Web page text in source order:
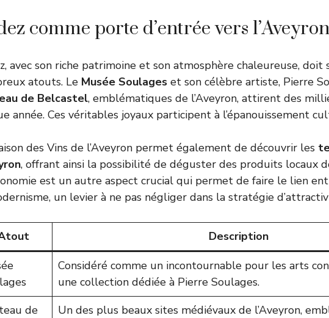
comme porte d’entrée vers l’Aveyron
avec son riche patrimoine et son atmosphère chaleureuse, doit
atouts. Le Musée Soulages et son célèbre artiste, Pierre
de Belcastel, emblématiques de l’Aveyron, attirent des
année. Ces véritables joyaux participent à l’épanouissement
des Vins de l’Aveyron permet également de découvrir les
, offrant ainsi la possibilité de déguster des produits locaux
est un autre aspect crucial qui permet de faire le lien
un levier à ne pas négliger dans la stratégie
Description
Considéré comme un incontournable pour les arts
une collection dédiée à Pierre Soulages.
de
Un des plus beaux sites médiévaux de l’Aveyron,